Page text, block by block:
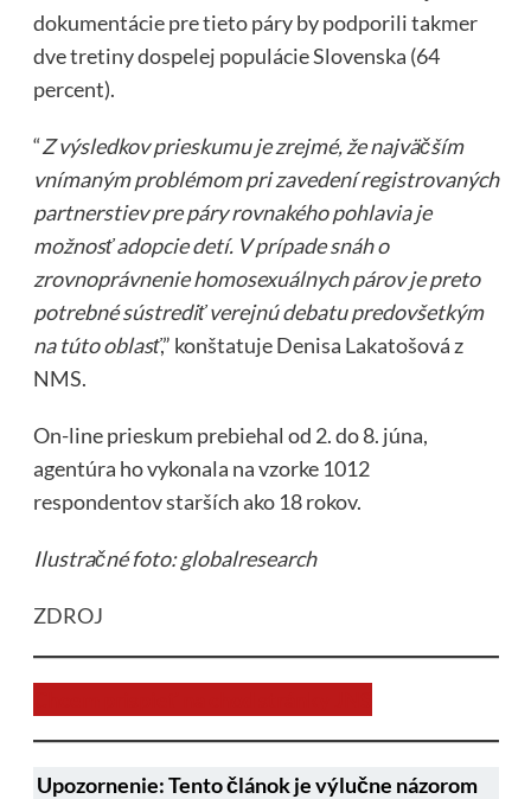
dokumentácie pre tieto páry by podporili takmer
dve tretiny dospelej populácie Slovenska (64
percent).
“Z výsledkov prieskumu je zrejmé, že najväčším
vnímaným problémom pri zavedení registrovaných
partnerstiev pre páry rovnakého pohlavia je
možnosť adopcie detí. V prípade snáh o
zrovnoprávnenie homosexuálnych párov je preto
potrebné sústrediť verejnú debatu predovšetkým
na túto oblasť,” konštatuje Denisa Lakatošová z
NMS.
On-line prieskum prebiehal od 2. do 8. júna,
agentúra ho vykonala na vzorke 1012
respondentov starších ako 18 rokov.
Ilustračné foto: globalresearch
ZDROJ
Upozornenie: Tento článok je výlučne názorom